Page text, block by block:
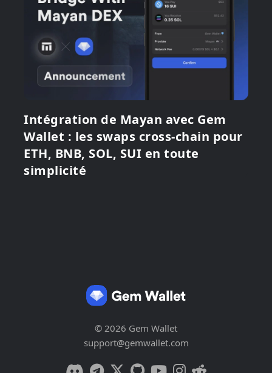
Intégration de Mayan avec Gem
Wallet : les swaps cross-chain pour
ETH, BNB, SOL, SUI en toute
simplicité
© 2026 Gem Wallet
support@gemwallet.com